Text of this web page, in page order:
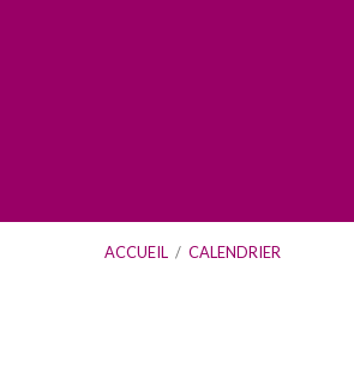
ACCUEIL / CALENDRIER